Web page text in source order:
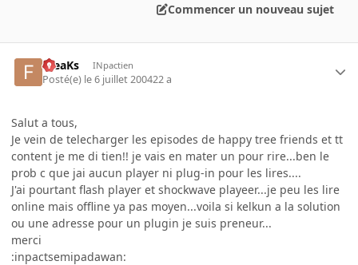
Commencer un nouveau sujet
FreaKs INpactien
Posté(e) le 6 juillet 200422 a
Salut a tous,
Je vein de telecharger les episodes de happy tree friends et tt
content je me di tien!! je vais en mater un pour rire...ben le
prob c que jai aucun player ni plug-in pour les lires....
J'ai pourtant flash player et shockwave playeer...je peu les lire
online mais offline ya pas moyen...voila si kelkun a la solution
ou une adresse pour un plugin je suis preneur...
merci
:inpactsemipadawan: